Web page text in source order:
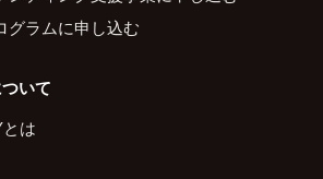
グラムに申し込む
いて
は